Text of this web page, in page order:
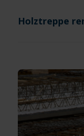
Holztreppe